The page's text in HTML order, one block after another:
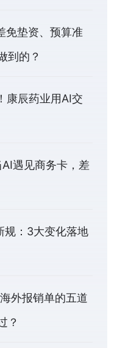
免垫资、预算准
到的？
康辰药业用AI交
遇见商务卡，差
规：3大变化落地
外报销单的五道
？